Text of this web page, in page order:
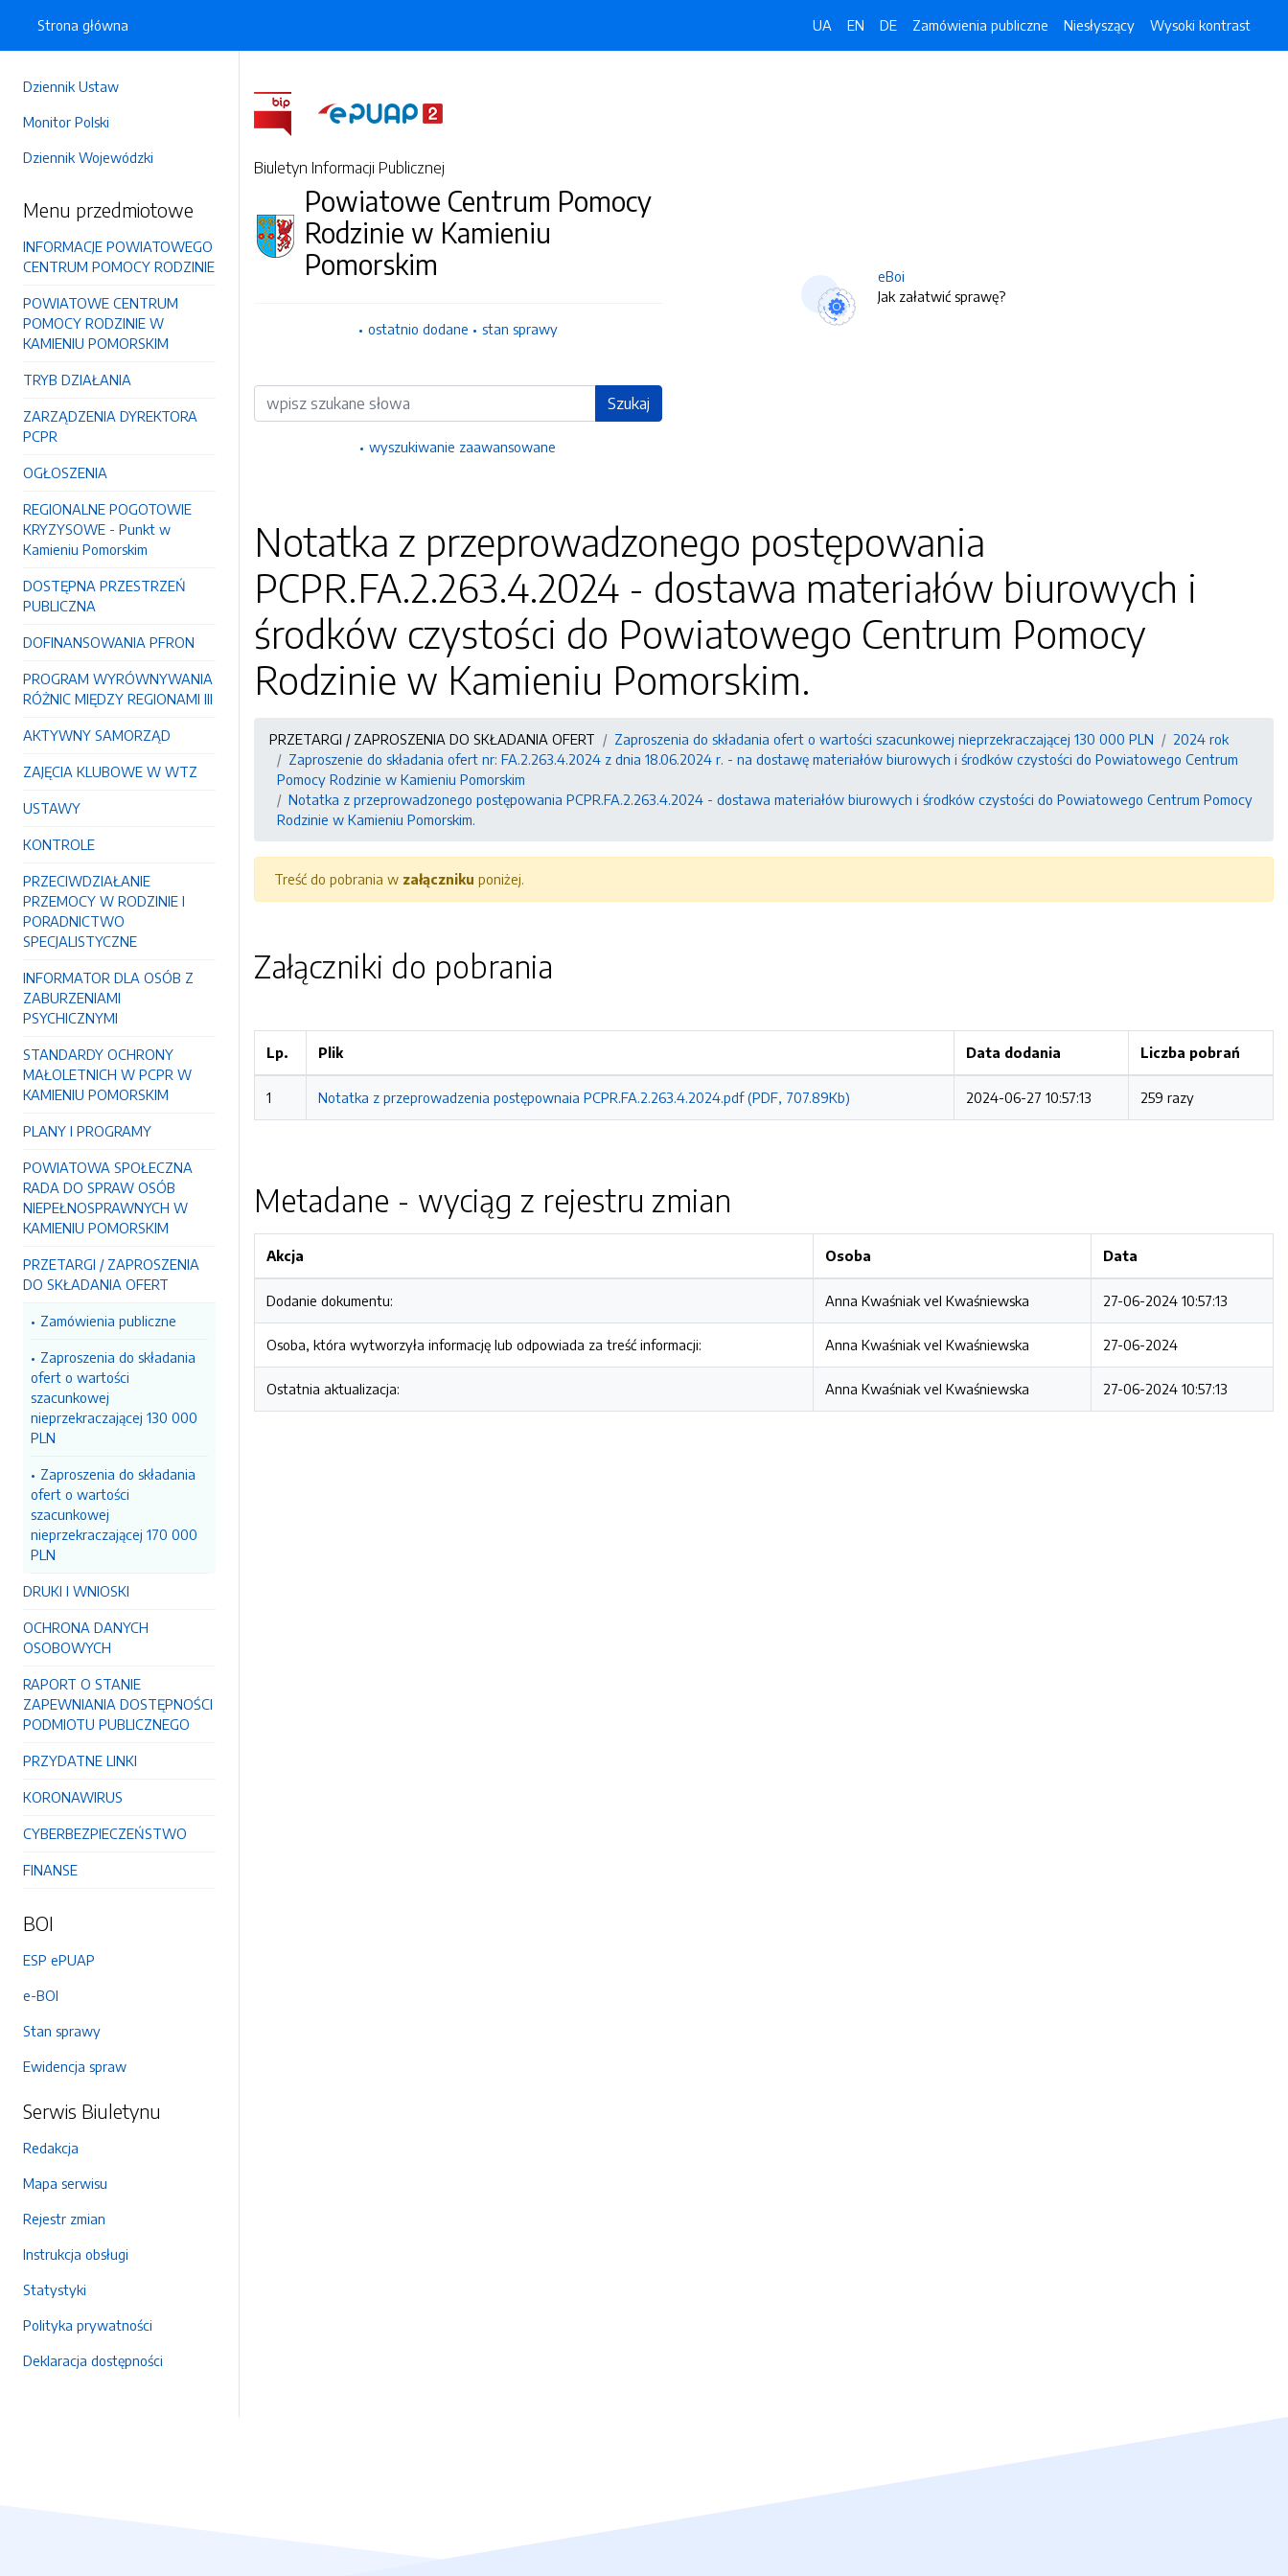
Dziennik Ustaw
Monitor Polski
Dziennik Wojewódzki
Menu przedmiotowe
INFORMACJE POWIATOWEGO
CENTRUM POMOCY RODZINIE
POWIATOWE CENTRUM
POMOCY RODZINIE W
KAMIENIU POMORSKIM
TRYB DZIAŁANIA
ZARZĄDZENIA DYREKTORA
PCPR
OGŁOSZENIA
REGIONALNE POGOTOWIE
KRYZYSOWE - Punkt w
Kamieniu Pomorskim
DOSTĘPNA PRZESTRZEŃ
PUBLICZNA
DOFINANSOWANIA PFRON
PROGRAM WYRÓWNYWANIA
RÓŻNIC MIĘDZY REGIONAMI III
AKTYWNY SAMORZĄD
ZAJĘCIA KLUBOWE W WTZ
USTAWY
KONTROLE
PRZECIWDZIAŁANIE
PRZEMOCY W RODZINIE I
PORADNICTWO
SPECJALISTYCZNE
INFORMATOR DLA OSÓB Z
ZABURZENIAMI
PSYCHICZNYMI
STANDARDY OCHRONY
MAŁOLETNICH W PCPR W
KAMIENIU POMORSKIM
PLANY I PROGRAMY
POWIATOWA SPOŁECZNA
RADA DO SPRAW OSÓB
NIEPEŁNOSPRAWNYCH W
KAMIENIU POMORSKIM
PRZETARGI / ZAPROSZENIA
DO SKŁADANIA OFERT
Zamówienia publiczne
Zaproszenia do składania
ofert o wartości
szacunkowej
nieprzekraczającej 130 000
PLN
Zaproszenia do składania
ofert o wartości
szacunkowej
nieprzekraczającej 170 000
PLN
DRUKI I WNIOSKI
OCHRONA DANYCH
OSOBOWYCH
RAPORT O STANIE
ZAPEWNIANIA DOSTĘPNOŚCI
PODMIOTU PUBLICZNEGO
PRZYDATNE LINKI
KORONAWIRUS
CYBERBEZPIECZEŃSTWO
FINANSE
BOI
ESP ePUAP
e-BOI
Stan sprawy
Ewidencja spraw
Serwis Biuletynu
Redakcja
Mapa serwisu
Rejestr zmian
Instrukcja obsługi
Statystyki
Polityka prywatności
Deklaracja dostępności
Strona główna UA EN DE Zamówienia publiczne Niesłyszący Wysoki kontrast
Biuletyn Informacji Publicznej
Powiatowe Centrum Pomocy
Rodzinie w Kamieniu
Pomorskim
ostatnio dodane stan sprawy
Wyszukiwarka Szukaj
wyszukiwanie zaawansowane
eBoi
Jak załatwić sprawę?
Notatka z przeprowadzonego postępowania
PCPR.FA.2.263.4.2024 - dostawa materiałów biurowych i
środków czystości do Powiatowego Centrum Pomocy
Rodzinie w Kamieniu Pomorskim.
PRZETARGI / ZAPROSZENIA DO SKŁADANIA OFERT Zaproszenia do składania ofert o wartości szacunkowej nieprzekraczającej 130 000 PLN
2024 rok
Zaproszenie do składania ofert nr: FA.2.263.4.2024 z dnia 18.06.2024 r. - na dostawę materiałów biurowych i środków czystości do Powiatowego Centrum
Pomocy Rodzinie w Kamieniu Pomorskim
Notatka z przeprowadzonego postępowania PCPR.FA.2.263.4.2024 - dostawa materiałów biurowych i środków czystości do Powiatowego Centrum Pomocy
Rodzinie w Kamieniu Pomorskim.
Treść do pobrania w załączniku poniżej.
Załączniki do pobrania
Lp. Plik Data dodania Liczba pobrań
1 Notatka z przeprowadzenia postępownaia PCPR.FA.2.263.4.2024.pdf (PDF, 707.89Kb) 2024-06-27 10:57:13 259 razy
Metadane - wyciąg z rejestru zmian
Akcja Osoba Data
Dodanie dokumentu: Anna Kwaśniak vel Kwaśniewska 27-06-2024 10:57:13
Osoba, która wytworzyła informację lub odpowiada za treść informacji: Anna Kwaśniak vel Kwaśniewska 27-06-2024
Ostatnia aktualizacja: Anna Kwaśniak vel Kwaśniewska 27-06-2024 10:57:13